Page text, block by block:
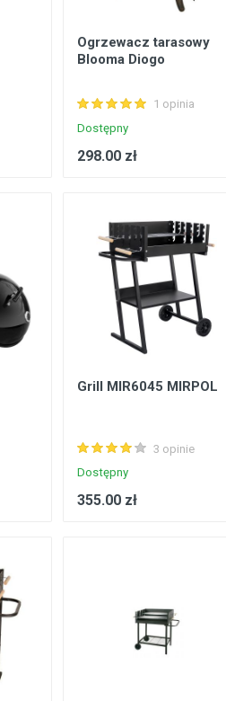
Ogrzewacz tarasowy
Blooma Diogo
1 opinia
Dostępny
298.00 zł
Grill MIR6045 MIRPOL
3 opinie
Dostępny
355.00 zł